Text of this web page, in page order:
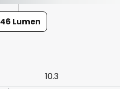
Lumen
10.3